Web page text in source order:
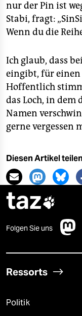
nur der Pin ist
Stabi, fragt:
Wenn du die
Ich glaub, dass
eingibt, für einen
Hoffentlich
das Loch, in dem
Namen
gerne vergessen
Diesen Artikel
taz
Folgen Sie uns
Ressorts
Politik